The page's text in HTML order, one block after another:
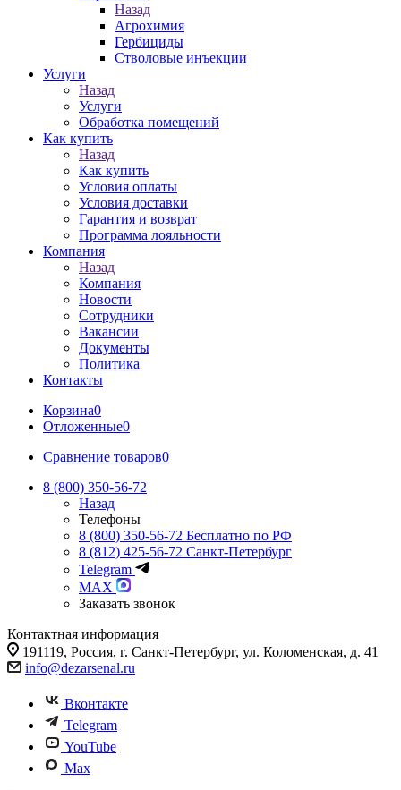
Назад
Агрохимия
Гербициды
Стволовые инъекции
Услуги
Назад
Услуги
Обработка помещений
Как купить
Назад
Как купить
Условия оплаты
Условия доставки
Гарантия и возврат
Программа лояльности
Компания
Назад
Компания
Новости
Сотрудники
Вакансии
Документы
Политика
Контакты
Корзина0
Отложенные0
Сравнение товаров0
8 (800) 350-56-72
Назад
Телефоны
8 (800) 350-56-72 Бесплатно по РФ
8 (812) 425-56-72 Санкт-Петербург
Telegram
MAX
Заказать звонок
Контактная информация
191119, Россия, г. Санкт-Петербург, ул. Коломенская, д. 41
info@dezarsenal.ru
Вконтакте
Telegram
YouTube
Max